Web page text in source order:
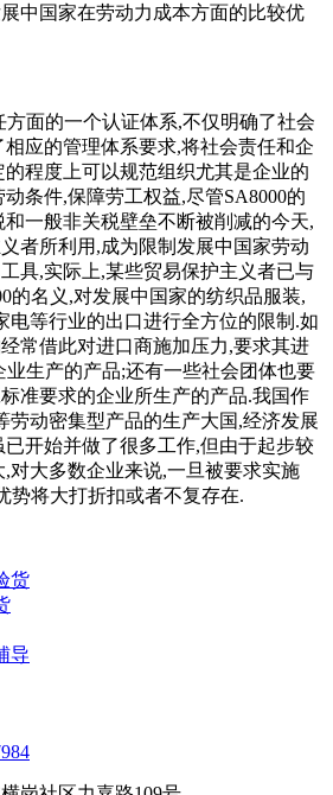
中国家在劳动力成本方面的比较优
面的一个认证体系,不仅明确了社会
应的管理体系要求,将社会责任和企
程度上可以规范组织尤其是企业的
条件,保障劳工权益,尽管SA8000的
一般非关税壁垒不断被削减的今天,
者所利用,成为限制发展中国家劳动
具,实际上,某些贸易保护主义者已与
的名义,对发展中国家的纺织品服装,
电等行业的出口进行全方位的限制.如
常借此对进口商施加压力,要求其进
业生产的产品;还有一些社会团体也要
准要求的企业所生产的产品.我国作
劳动密集型产品的生产大国,经济发展
开始并做了很多工作,但由于起步较
对大多数企业来说,一旦被要求实施
势将大打折扣或者不复存在.
货
导